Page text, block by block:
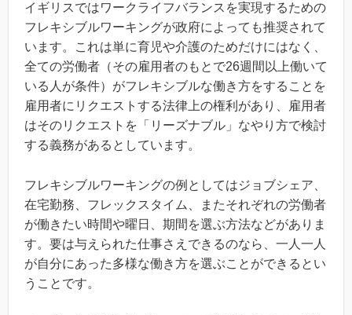
イギリスではワークライフバランスを実現するための
フレキシブルワーキングが政府によっても推奨されて
います。これは単に育児や介護のためだけにはなく、
全ての労働者（その雇用者のもとで26週間以上働いて
いる人が条件）がフレキシブルな働き方をすることを
雇用者にリクエストする法律上の権利があり、雇用者
はそのリクエストを「リーズナブル」なやり方で検討
する義務があるとしています。
フレキシブルワーキングの例としてはジョブシェア、
在宅勤務、フレックスタイム、またそれぞれの労働者
が働きたい時間や曜日、期間を選ぶ方法などがありま
す。要は与えられた仕事さえできるのなら、一人一人
が自分にあった多様な働き方を選ぶことができるとい
うことです。